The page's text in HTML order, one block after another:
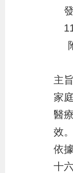
附
主
家
醫
效。
依
十